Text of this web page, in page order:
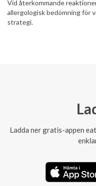
Vid återkommande
allergologisk bedömning för
strategi.
Ladda ner gratis-appen